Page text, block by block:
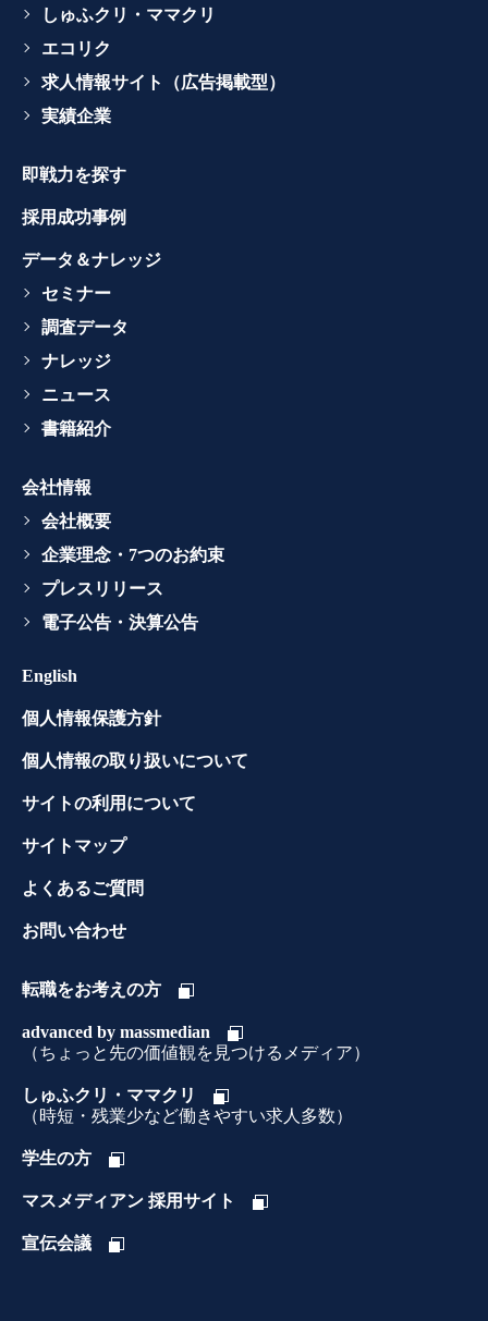
しゅふクリ・ママクリ
エコリク
求人情報サイト（広告掲載型）
実績企業
即戦力を探す
採用成功事例
データ＆ナレッジ
セミナー
調査データ
ナレッジ
ニュース
書籍紹介
会社情報
会社概要
企業理念・7つのお約束
プレスリリース
電子公告・決算公告
English
個人情報保護方針
個人情報の取り扱いについて
サイトの利用について
サイトマップ
よくあるご質問
お問い合わせ
転職をお考えの方
advanced by massmedian
（ちょっと先の価値観を見つけるメディア）
しゅふクリ・ママクリ
（時短・残業少など働きやすい求人多数）
学生の方
マスメディアン 採用サイト
宣伝会議